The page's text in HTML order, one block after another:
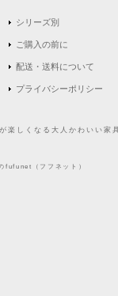
シリーズ別
ご購入の前に
配送・送料について
プライバシーポリシー
しくなる大人かわいい
fufunet（フフネット）